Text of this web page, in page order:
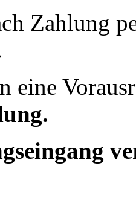
Zahlung
eine